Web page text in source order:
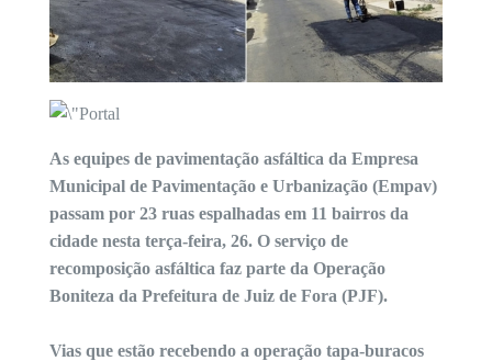
As equipes de pavimentação asfáltica da Empresa
Municipal de Pavimentação e Urbanização (Empav)
passam por 23 ruas espalhadas em 11 bairros da
cidade nesta terça-feira, 26. O serviço de
recomposição asfáltica faz parte da Operação
Boniteza da Prefeitura de Juiz de Fora (PJF).
Vias que estão recebendo a operação tapa-buracos